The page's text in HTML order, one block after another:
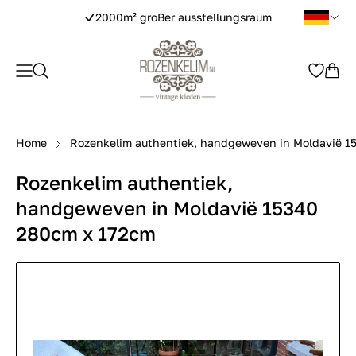
2000m² groBer ausstellungsraum
Home Rozenkelim authentiek, handgeweven in Moldavië
Rozenkelim authentiek,
handgeweven in Moldavië 15340
280cm x 172cm